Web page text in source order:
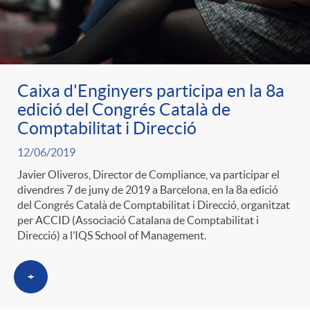
r
a
S
a
l
a
ó
p
e
r
c
a
t
t
e
n
i
d
o
A
l
i
c
a
d
o
r
Caixa d'Enginyers participa en la 8a
edició del Congrés Català de
Comptabilitat i Direcció
12/06/2019
Javier Oliveros, Director de Compliance, va participar el
divendres 7 de juny de 2019 a Barcelona, en la 8a edició
del Congrés Català de Comptabilitat i Direcció, organitzat
per ACCID (Associació Catalana de Comptabilitat i
Direcció) a l’IQS School of Management.
+